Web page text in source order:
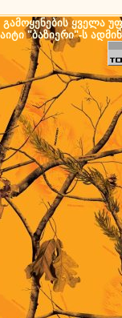
ყველა
"ბაზიერი"-ს